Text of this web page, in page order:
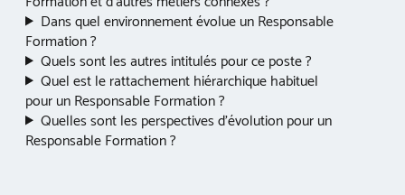
Dans quel environnement évolue un Responsable
Formation ?
Quels sont les autres intitulés pour ce poste ?
Quel est le rattachement hiérarchique habituel
pour un Responsable Formation ?
Quelles sont les perspectives d’évolution pour un
Responsable Formation ?